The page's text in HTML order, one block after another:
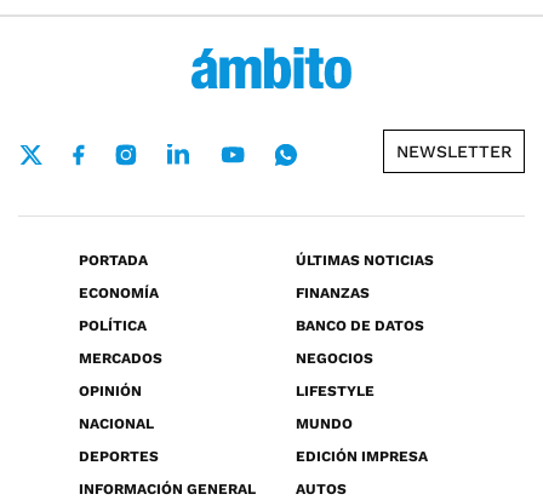
NEWSLETTER
PORTADA
ÚLTIMAS NOTICIAS
ECONOMÍA
FINANZAS
POLÍTICA
BANCO DE DATOS
MERCADOS
NEGOCIOS
OPINIÓN
LIFESTYLE
NACIONAL
MUNDO
DEPORTES
EDICIÓN IMPRESA
INFORMACIÓN GENERAL
AUTOS